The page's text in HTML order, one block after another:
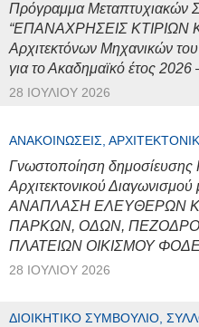
Πρόγραμμα Μεταπτυχιακών
“ΕΠΑΝΑΧΡΗΣΕΙΣ ΚΤΙΡΙΩΝ
Αρχιτεκτόνων Μηχανικών
για το Ακαδημαϊκό έτος 2026
28 ΙΟΥΛΊΟΥ 2026
ΑΝΑΚΟΙΝΏΣΕΙΣ,
Γνωστοποίηση δημοσίευσης
Αρχιτεκτονικού
ΑΝΑΠΛΑΣΗ ΕΛΕΥΘΕΡΩΝ
ΠΑΡΚΩΝ, ΟΔΩΝ,
ΠΛΑΤΕΙΩΝ ΟΙΚΙΣΜΟΥ
28 ΙΟΥΛΊΟΥ 2026
ΔΙΟΙΚΗΤΙΚΌ ΣΥΜΒΟΎΛΙΟ,